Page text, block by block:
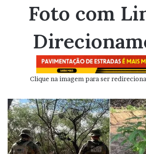
mail
Foto com
Clique na imagem para ser